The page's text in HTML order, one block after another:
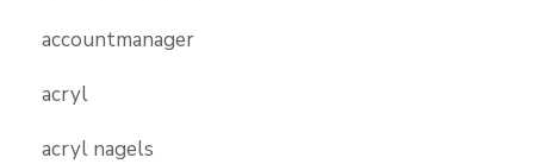
accountmanager
acryl
acryl nagels